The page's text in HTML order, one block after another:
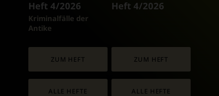
Heft 4/2026
:
Kriminalfälle der
Antike
ZUM HEFT
ALLE HEFTE
Heft 4/2026
ZUM HEFT
ALLE HEFTE